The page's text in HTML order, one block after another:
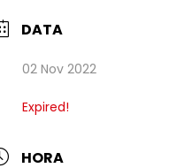
DATA
02 Nov 2022
Expired!
HORA